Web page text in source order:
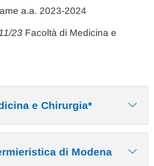
a.a. 2023-2024
23 Facoltà di Medicina e
e Chirurgia*
di Modena